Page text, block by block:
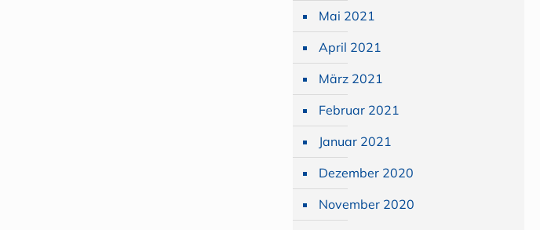
Mai 2021
April 2021
März 2021
Februar 2021
Januar 2021
Dezember 2020
November 2020